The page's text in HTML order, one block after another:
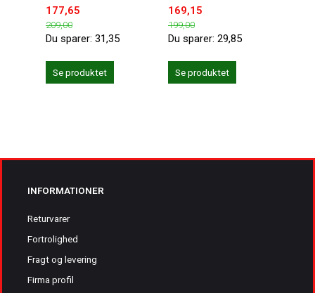
177,65
209,00
Du sparer: 31,35
Se produktet
169,15
199,00
Du sparer: 29,85
Se produktet
INFORMATIONER
Returvarer
Fortrolighed
Fragt og levering
Firma profil